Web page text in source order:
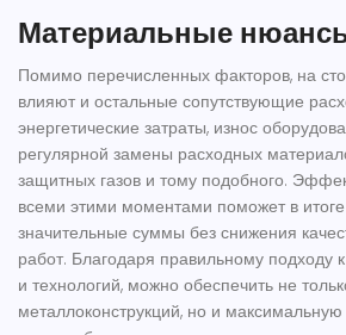
Материальные
Помимо перечисленных факторов, на
влияют и остальные сопутствующие
энергетические затраты, износ
регулярной замены расходных
защитных газов и тому подобного.
всеми этими моментами поможет в
значительные суммы без снижения
работ. Благодаря правильному подходу
и технологий, можно обеспечить не
металлоконструкций, но и